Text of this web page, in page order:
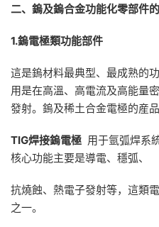
二、鎢及鎢合金功能化零部件
1.鎢電極類功能部件
這是鎢材料最典型、最成熟的
用是在高溫、高電流及高能量
發射。鎢及稀土合金電極的産
TIG焊接鎢電極 用于氩弧焊系
核心功能主要是導電、穩弧、
抗燒蝕、熱電子發射等，這類
之一。